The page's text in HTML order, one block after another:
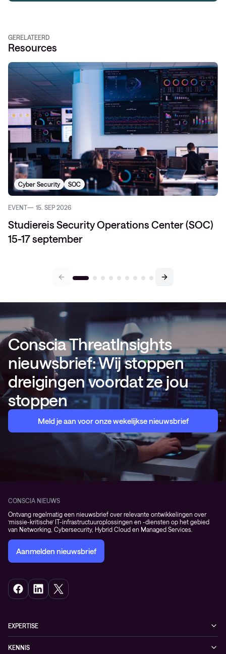
GERELATEERD
Resources
Cyber Security SOC
EVENT 15. SEP 2026
Studiereis Security Operations Center (SOC)
15-17 september
Conscia ThreatInsights
nieuwsbrief: Wij stoppen
dreigingen voordat ze jou
stoppen
Meld je aan voor onze wekelijkse nieuwsbrief
CONSCIA NIEUWS
Ontvang regelmatig een nieuwsbrief over relevante ontwikkelingen over
‘missie-kritische’ IT-infrastructuuroplossingen en -diensten op het gebied
van Networking, Cybersecurity, Hybrid Cloud en Managed Services.
Aanmelden nieuwsbrief
EXPERTISE
KENNIS